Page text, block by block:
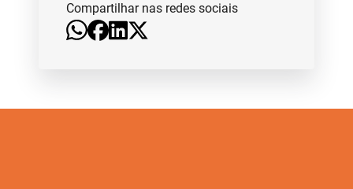
Compartilhar nas redes sociais